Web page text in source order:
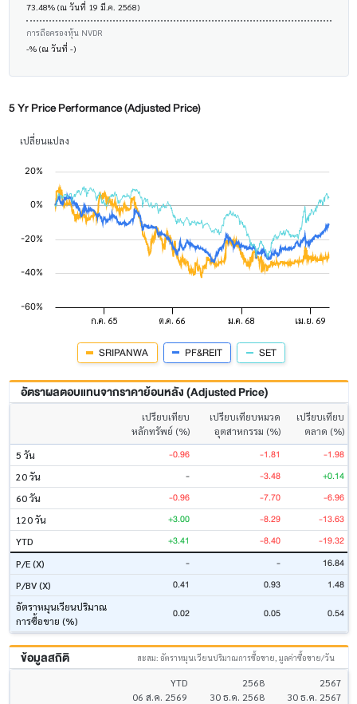
73.48% (ณ วันที่ 19 มี.ค. 2568)
การถือครองหุ้น NVDR
-% (ณ วันที่ -)
5 Yr Price Performance (Adjusted Price)
เปลี่ยนแปลง
SRIPANWA PF&REIT SET
อัตราผลตอบแทนจากราคาย้อนหลัง (Adjusted Price)
เปรียบเทียบ
หลักทรัพย์ (%)
เปรียบเทียบหมวด
อุตสาหกรรม (%)
เปรียบเทียบ
ตลาด (%)
5 วัน
-0.96 -1.81 -1.98
20 วัน - -3.48 +0.14
60 วัน -0.96 -7.70 -6.96
120 วัน +3.00 -8.29 -13.63
YTD +3.41 -8.40 -19.32
P/E (X) - - 16.84
P/BV (X) 0.41 0.93 1.48
อัตราหมุนเวียนปริมาณ
การซื้อขาย (%)
0.02 0.05 0.54
ข้อมูลสถิติ สะสม: อัตราหมุนเวียนปริมาณการซื้อขาย, มูลค่าซื้อขาย/วัน
YTD
06 ส.ค. 2569
2568
30 ธ.ค. 2568
2567
30 ธ.ค. 2567